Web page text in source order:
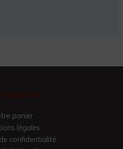
panier
légales
confidentialité